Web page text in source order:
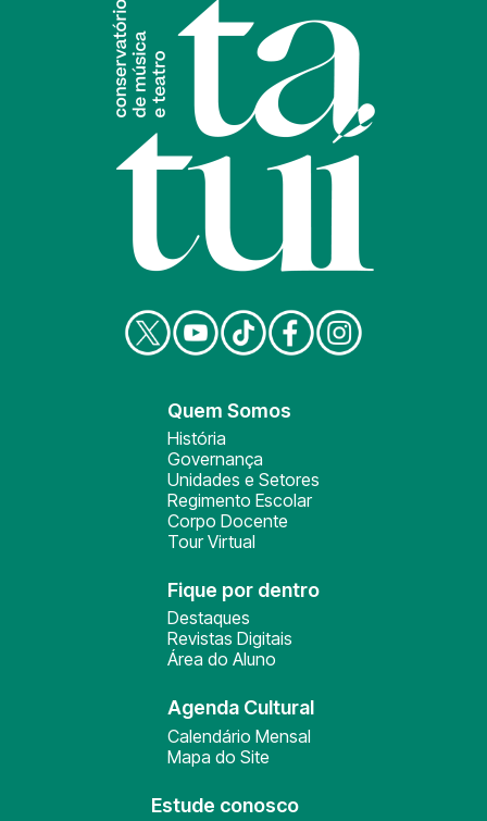
Quem Somos
História
Governança
Unidades e Setores
Regimento Escolar
Corpo Docente
Tour Virtual
Fique por dentro
Destaques
Revistas Digitais
Área do Aluno
Agenda Cultural
Calendário Mensal
Mapa do Site
Estude conosco